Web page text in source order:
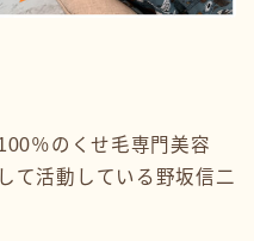
％のくせ毛専門美容
て活動している野坂信二